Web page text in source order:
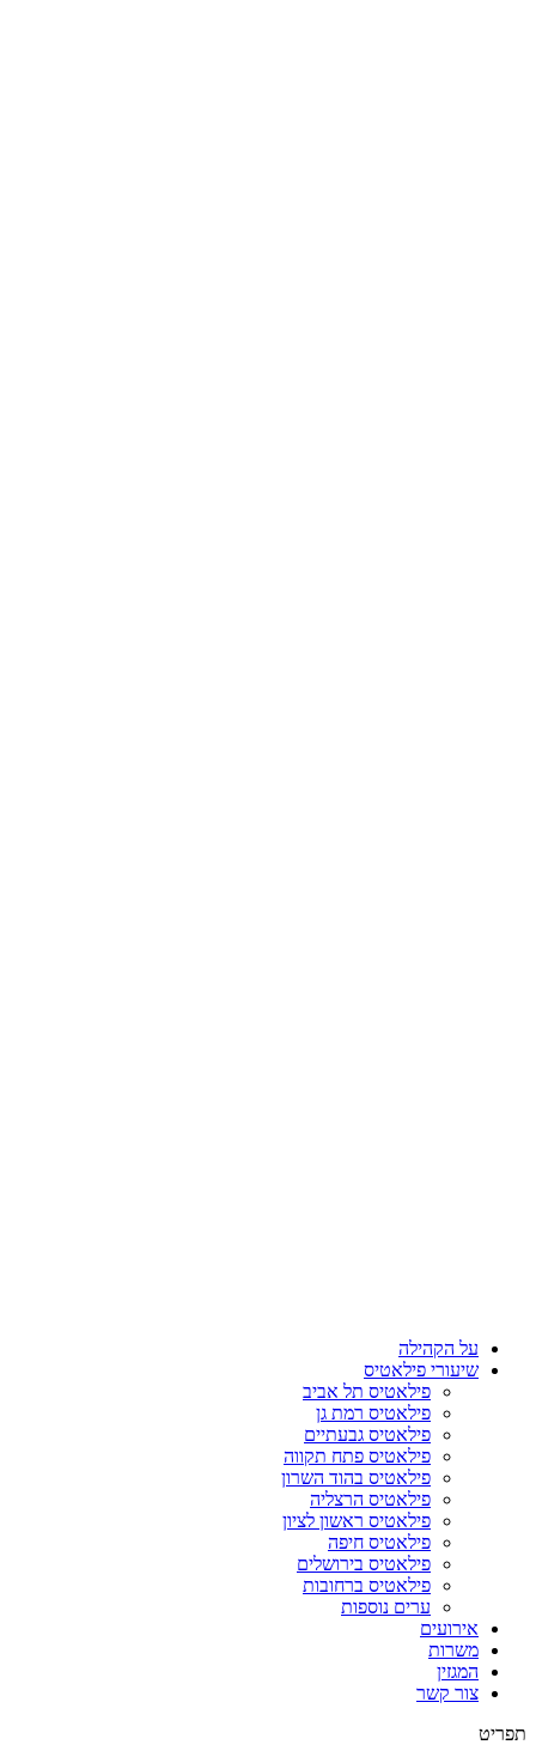
על הקהילה
שיעורי פילאטיס
פילאטיס תל אביב
פילאטיס רמת גן
פילאטיס גבעתיים
פילאטיס פתח תקווה
פילאטיס בהוד השרון
פילאטיס הרצליה
פילאטיס ראשון לציון
פילאטיס חיפה
פילאטיס בירושלים
פילאטיס ברחובות
ערים נוספות
אירועים
משרות
המגזין
צור קשר
תפריט